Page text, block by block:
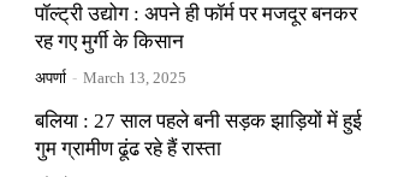
पॉल्ट्री उद्योग : अपने ही फॉर्म पर मजदूर बनकर
रह गए मुर्गी के किसान
अपर्णा - March 13, 2025
बलिया : 27 साल पहले बनी सड़क झाड़ियों में हुई
गुम ग्रामीण ढूंढ रहे हैं रास्ता